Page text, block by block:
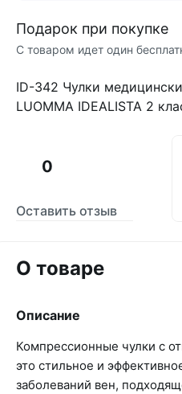
Подарок при покупке
С товаром идет один
ID-342 Чулки
LUOMMA IDEALISTA 2
0
Оставить отзыв
О товаре
Описание
Компрессионные чулки с
это стильное и
заболеваний вен,